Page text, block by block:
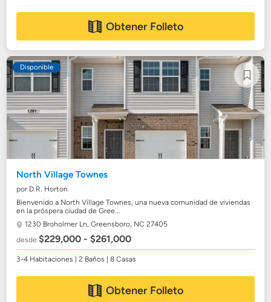
Obtener Folleto
Disponible
North Village Townes
por D.R. Horton
Bienvenido a North Village Townes, una nueva comunidad de viviendas
en la próspera ciudad de Gree...
1230 Broholmer Ln,Greensboro, NC 27405
desde$229,000 - $261,000
3-4 Habitaciones | 2 Baños | 8 Casas
Obtener Folleto